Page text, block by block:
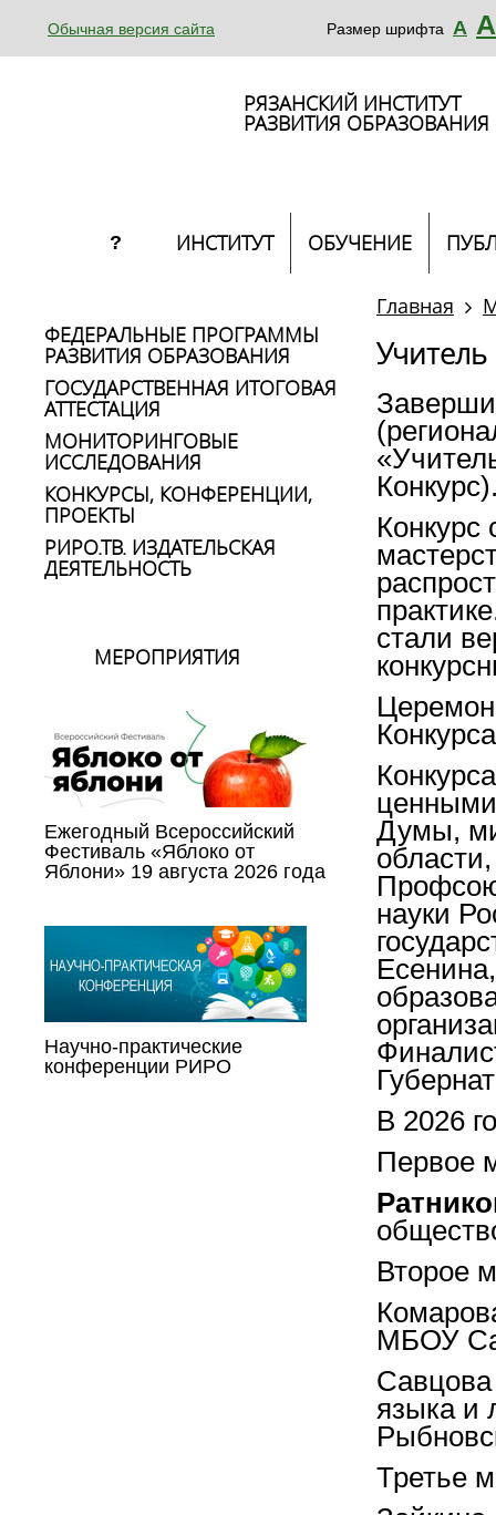
Обычная версия сайта Размер шрифта А А
РЯЗАНСКИЙ ИНСТИТУТ
РАЗВИТИЯ ОБРАЗОВАНИЯ
? ИНСТИТУТ ОБУЧЕНИЕ
ФЕДЕРАЛЬНЫЕ ПРОГРАММЫ
РАЗВИТИЯ ОБРАЗОВАНИЯ
ГОСУДАРСТВЕННАЯ ИТОГОВАЯ
АТТЕСТАЦИЯ
МОНИТОРИНГОВЫЕ
ИССЛЕДОВАНИЯ
КОНКУРСЫ, КОНФЕРЕНЦИИ,
ПРОЕКТЫ
РИРО.ТВ. ИЗДАТЕЛЬСКАЯ
ДЕЯТЕЛЬНОСТЬ
МЕРОПРИЯТИЯ
Ежегодный Всероссийский
Фестиваль «Яблоко от
Яблони» 19 августа 2026 года
Научно-практические
конференции РИРО
Главная
Учитель
Конкурс
стали
ценными
Думы,
науки
В 2026
Первое
Второе
МБОУ
Савцова
языка и
Третье